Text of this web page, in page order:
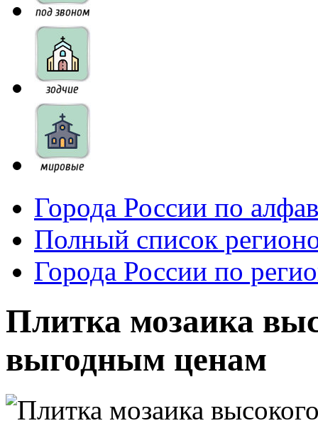
Города России по
Полный список
Города России по
Плитка мозаика
выгодным ценам